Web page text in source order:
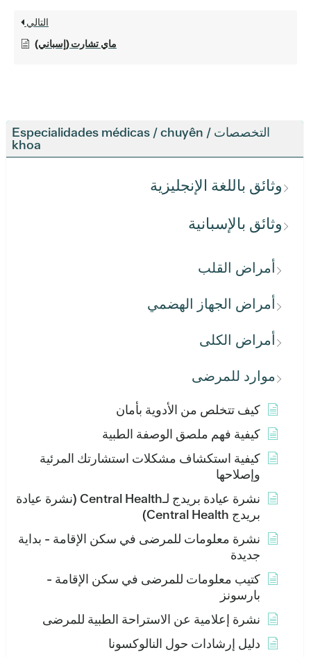
التخصصات / Especialidades médicas / chuyên
khoa
وثائق باللغة الإنجليزية
وثائق بالإسبانية
أمراض القلب
أمراض الجهاز الهضمي
أمراض الكلى
موارد للمرضى
كيف تتخلص من الأدوية بأمان
كيفية فهم ملصق الوصفة الطبية
كيفية استكشاف مشكلات استشارتك المرئية
وإصلاحها
نشرة عيادة بريدج لـCentral Health (نشرة عيادة
بريدج Central Health)
نشرة معلومات للمرضى في سكن الإقامة - بداية
جديدة
كتيب معلومات للمرضى في سكن الإقامة -
بارسونز
نشرة إعلامية عن الاستراحة الطبية للمرضى
دليل إرشادات حول النالوكسونا
التالي
ماي تشارت (إسباني)